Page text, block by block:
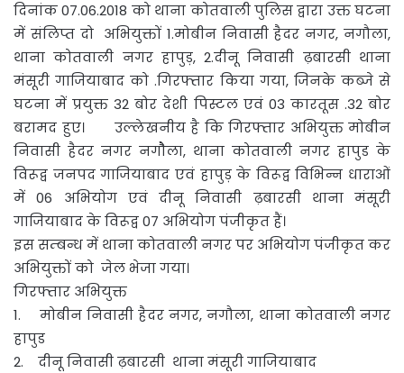
दिनांक 07.06.2018 को थाना कोतवाली पुलिस द्वारा उक्त घटना
में संलिप्त दो अभियुक्तों 1.मोबीन निवासी हैदर नगर, नगौला,
थाना कोतवाली नगर हापुड़, 2.दीनू निवासी ढ़बारसी थाना
मंसूरी गाजियाबाद को .गिरफ्तार किया गया, जिनके कब्जे से
घटना में प्रयुक्त 32 बोर देशी पिस्टल एवं 03 कारतूस .32 बोर
बरामद हुए। उल्लेखनीय है कि गिरफ्तार अभियुक्त मोबीन
निवासी हैदर नगर नगौेला, थाना कोतवाली नगर हापुड के
विरूद्व जनपद गाजियाबाद एवं हापुड़ के विरूद्व विभिन्न धाराओं
में 06 अभियोग एवं दीनू निवासी ढ़बारसी थाना मंसूरी
गाजियाबाद के विरूद्व 07 अभियोग पंजीकृत हैं।
इस सम्बन्ध में थाना कोतवाली नगर पर अभियोग पंजीकृत कर
अभियुक्तों को जेल भेजा गया।
गिरफ्तार अभियुक्त
1. मोबीन निवासी हैदर नगर, नगौला, थाना कोतवाली नगर
हापुड
2. दीनू निवासी ढ़बारसी थाना मंसूरी गाजियाबाद